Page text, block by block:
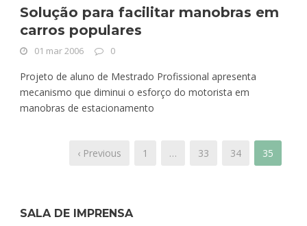
Solução para facilitar manobras em
carros populares
01 mar 2006 0
Projeto de aluno de Mestrado Profissional apresenta
mecanismo que diminui o esforço do motorista em
manobras de estacionamento
‹ Previous 1 … 33 34 35
SALA DE IMPRENSA